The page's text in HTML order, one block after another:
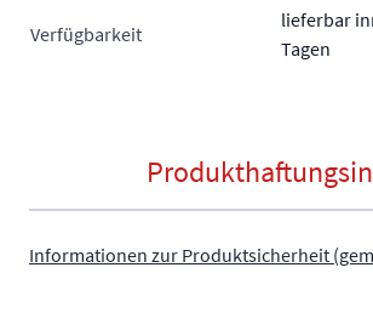
Verfügbarkeit
lieferbar
Tagen
Informationen zur Produktsicherheit